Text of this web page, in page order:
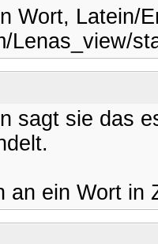
Wort, Latein/
Lenas_view/
sagt sie das
an ein Wort in